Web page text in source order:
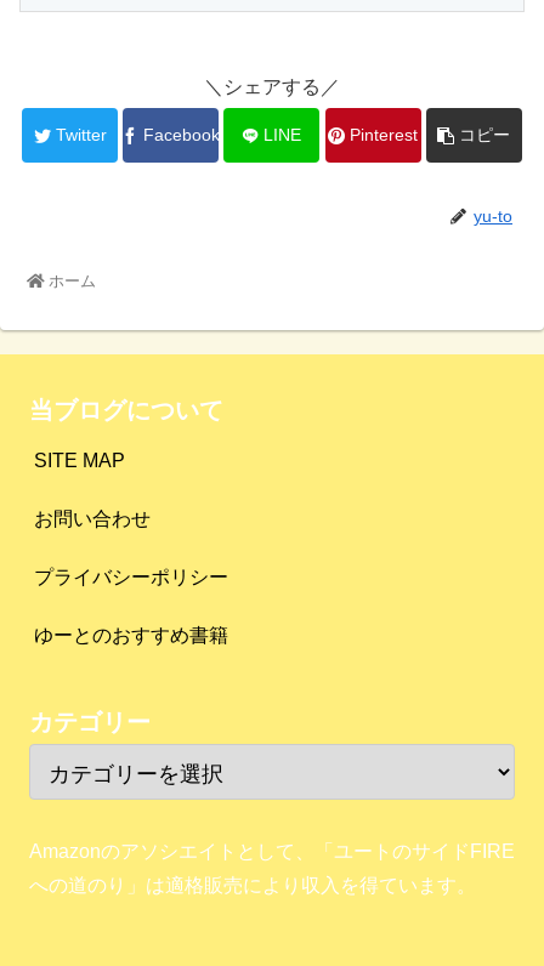
＼シェアする／
Twitter Facebook LINE Pinterest コピー
yu-to
ホーム
当ブログについて
SITE MAP
お問い合わせ
プライバシーポリシー
ゆーとのおすすめ書籍
カテゴリー
Amazonのアソシエイトとして、「ユートのサイドFIRE
への道のり」は適格販売により収入を得ています。